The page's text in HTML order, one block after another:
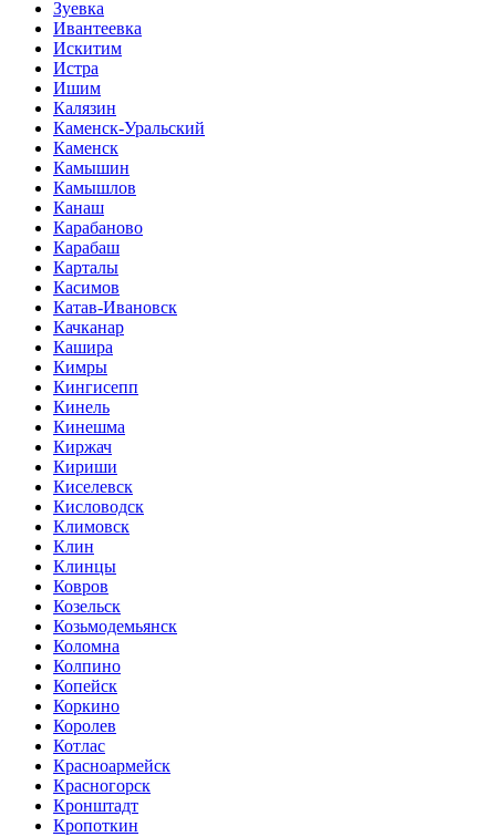
Зуевка
Ивантеевка
Искитим
Истра
Ишим
Калязин
Каменск-Уральский
Каменск
Камышин
Камышлов
Канаш
Карабаново
Карабаш
Карталы
Касимов
Катав-Ивановск
Качканар
Кашира
Кимры
Кингисепп
Кинель
Кинешма
Киржач
Кириши
Киселевск
Кисловодск
Климовск
Клин
Клинцы
Ковров
Козельск
Козьмодемьянск
Коломна
Колпино
Копейск
Коркино
Королев
Котлас
Красноармейск
Красногорск
Кронштадт
Кропоткин